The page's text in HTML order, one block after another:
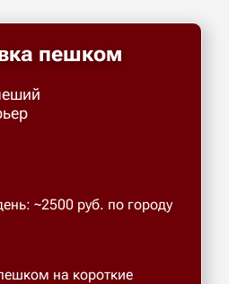
пешком
~2500 руб. по городу
на короткие